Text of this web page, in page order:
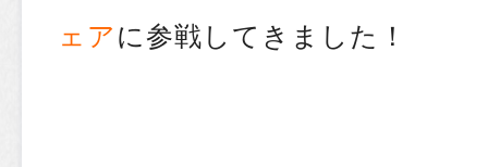
ェアに参戦してきました！